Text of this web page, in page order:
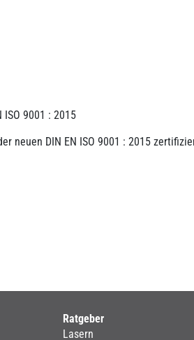
ISO 9001 : 2015
neuen DIN EN ISO 9001 : 2015
Ratgeber
Lasern